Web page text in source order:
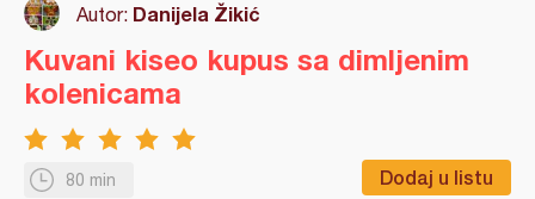
Autor: Danijela Žikić
80 min Dodaj u listu
Kuvani kiseo kupus sa dimljenim
kolenicama